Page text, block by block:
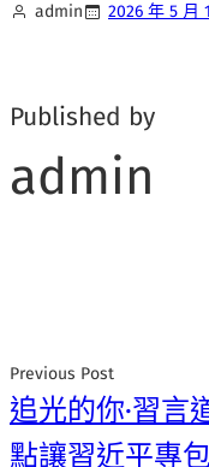
admin 2026 年 5 月
Published by
admin
Previous Post
追光的你·習言
點讓習近平專